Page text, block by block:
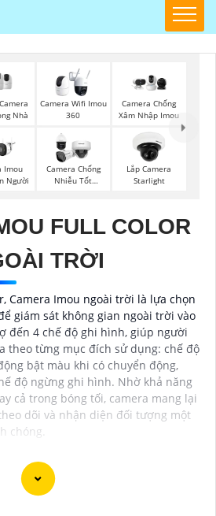
Nhà
Camera Wifi Imou
360
Camera Chống
Xâm Nhập Imou
Imou
Người
Camera Chống
Nhiễu Tốt
Lắp Camera
Starlight
FULL COLOR
TRỜI
Camera Imou ngoài trời là lựa chọn
giám sát không gian ngoài trời vào
đến 4 chế độ ghi hình, giúp người
theo từng mục đích sử dụng: chế độ
bật màu khi có chuyển động,
độ ngừng ghi hình. Nhờ khả năng
cả trong bóng tối, camera mang lại
dõi và nhận diện đối tượng một
chóng.